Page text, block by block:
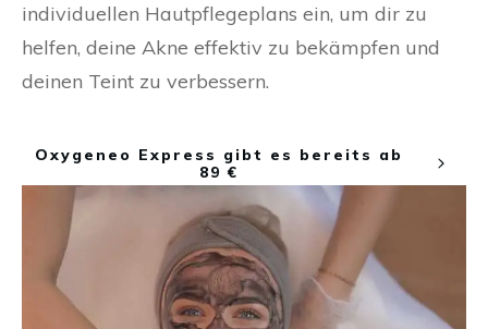
individuellen Hautpflegeplans ein, um dir zu
helfen, deine Akne effektiv zu bekämpfen und
deinen Teint zu verbessern.
Oxygeneo Express gibt es bereits ab
89 €